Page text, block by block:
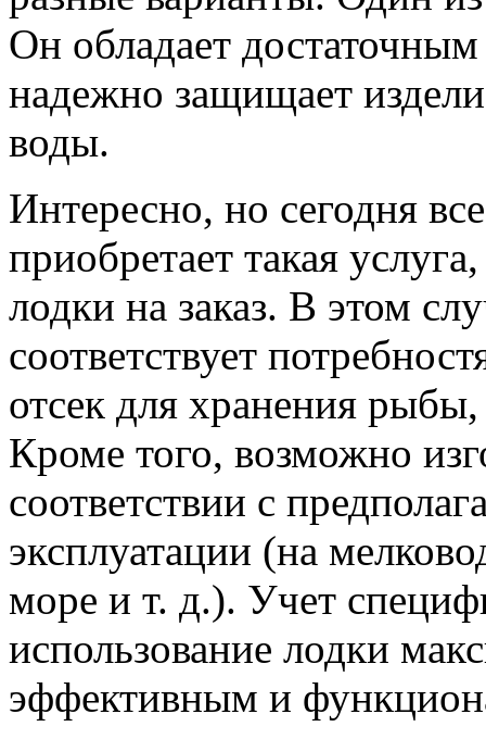
Он обладает
надежно защищает
воды.
Интересно, но сегодня
приобретает такая
лодки на заказ. В этом
соответствует
отсек для хранения
Кроме того, возможно
соответствии с
эксплуатации (на
море и т. д.). Учет
использование лодки
эффективным и